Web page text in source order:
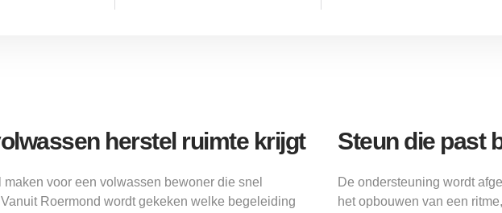
herstel ruimte krijgt
voor een volwassen bewoner die snel
Roermond wordt gekeken welke begeleiding
Steun die past
De ondersteuning wordt
het opbouwen van een